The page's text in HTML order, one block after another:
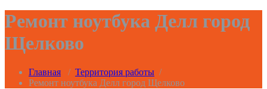
Ремонт ноутбука Делл город
Щелково
Главная / Территория работы /
Ремонт ноутбука Делл город Щелково